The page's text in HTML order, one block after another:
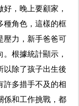
，晚上要顧家，
種角色，這樣的框
壓力，新手爸爸可
根據統計顯示，
以除了孩子出生後
許多措手不及的相
係和工作挑戰，都